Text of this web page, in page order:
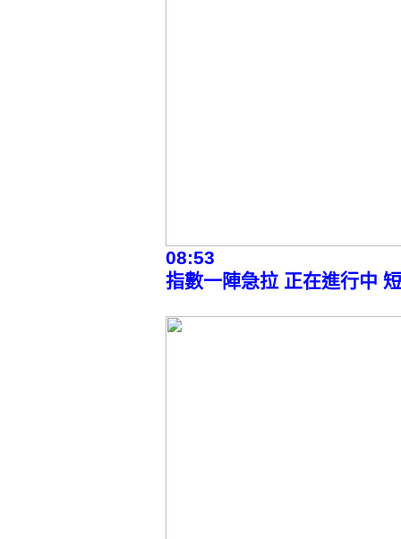
08:53
指數一陣急拉 正在進行中